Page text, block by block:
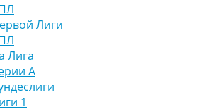
Лиги
Лига
А
1